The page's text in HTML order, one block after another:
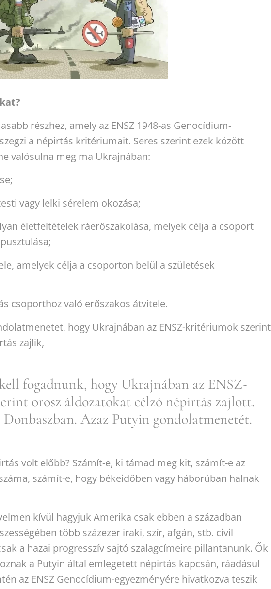
részhez, amely az ENSZ 1948-as Genocídium-
a népirtás kritériumait. Seres szerint ezek között
valósulna meg ma Ukrajnában:
vagy lelki sérelem okozása;
életfeltételek ráerőszakolása, melyek célja a csoport
amelyek célja a csoporton belül a születések
csoporthoz való erőszakos átvitele.
hogy Ukrajnában az ENSZ-kritériumok szerint
zajlik,
fogadnunk, hogy Ukrajnában az ENSZ-
orosz áldozatokat célzó népirtás zajlott.
Azaz Putyin gondolatmenetét.
volt előbb? Számít-e, ki támad meg kit, számít-e az
számít-e, hogy békeidőben vagy háborúban halnak
kívül hagyjuk Amerika csak ebben a században
több százezer iraki, szír, afgán, stb. civil
a hazai progresszív sajtó szalagcímeire pillantanunk. Ők
a Putyin által emlegetett népirtás kapcsán, ráadásul
az ENSZ Genocídium-egyezményére hivatkozva teszik